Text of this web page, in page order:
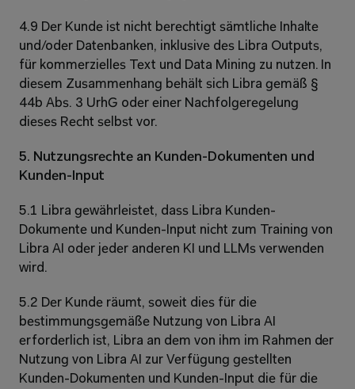
4.9 Der Kunde ist nicht berechtigt sämtliche Inhalte
und/oder Datenbanken, inklusive des Libra Outputs,
für kommerzielles Text und Data Mining zu nutzen. In
diesem Zusammenhang behält sich Libra gemäß §
44b Abs. 3 UrhG oder einer Nachfolgeregelung
dieses Recht selbst vor.
5. Nutzungsrechte an Kunden-Dokumenten und
Kunden-Input
5.1 Libra gewährleistet, dass Libra Kunden-
Dokumente und Kunden-Input nicht zum Training von
Libra AI oder jeder anderen KI und LLMs verwenden
wird.
5.2 Der Kunde räumt, soweit dies für die
bestimmungsgemäße Nutzung von Libra AI
erforderlich ist, Libra an dem von ihm im Rahmen der
Nutzung von Libra AI zur Verfügung gestellten
Kunden-Dokumenten und Kunden-Input die für die